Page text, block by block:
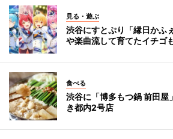
見る・遊ぶ
渋谷にすとぷり「縁日か
や楽曲流して育てたイチゴ
食べる
渋谷に「博多もつ鍋 前田
き都内2号店